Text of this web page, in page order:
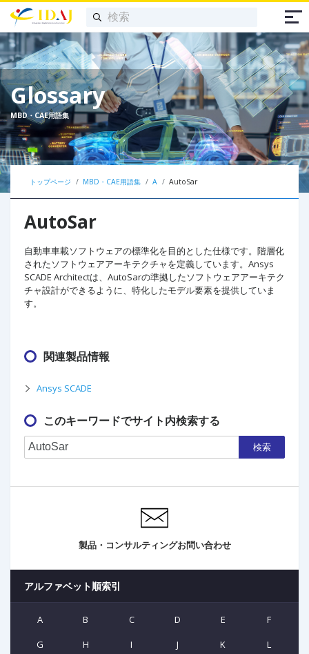
Glossary
MBD・CAE用語集
トップページ MBD・CAE用語集 A AutoSar
AutoSar
自動車車載ソフトウェアの標準化を目的とした仕様です。階層化
されたソフトウェアアーキテクチャを定義しています。Ansys
SCADE Architectは、AutoSarの準拠したソフトウェアアーキテク
チャ設計ができるように、特化したモデル要素を提供していま
す。
関連製品情報
Ansys SCADE
このキーワードでサイト内検索する
検索
製品・コンサルティングお問い合わせ
アルファベット順索引
A B C D E
F
G
H I J K
L